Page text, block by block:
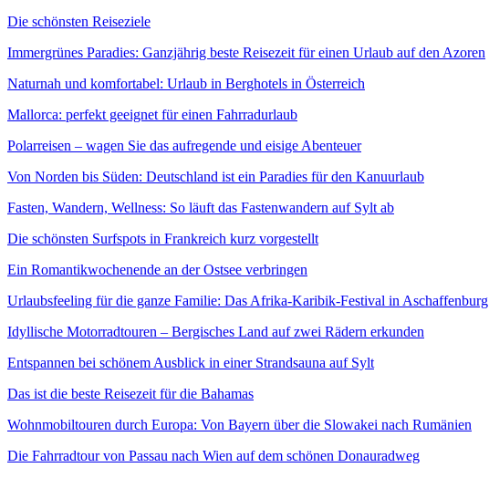
Die schönsten Reiseziele
Immergrünes Paradies: Ganzjährig beste Reisezeit für einen Urlaub auf den Azoren
Naturnah und komfortabel: Urlaub in Berghotels in Österreich
Mallorca: perfekt geeignet für einen Fahrradurlaub
Polarreisen – wagen Sie das aufregende und eisige Abenteuer
Von Norden bis Süden: Deutschland ist ein Paradies für den Kanuurlaub
Fasten, Wandern, Wellness: So läuft das Fastenwandern auf Sylt ab
Die schönsten Surfspots in Frankreich kurz vorgestellt
Ein Romantikwochenende an der Ostsee verbringen
Urlaubsfeeling für die ganze Familie: Das Afrika-Karibik-Festival in Aschaffenburg
Idyllische Motorradtouren – Bergisches Land auf zwei Rädern erkunden
Entspannen bei schönem Ausblick in einer Strandsauna auf Sylt
Das ist die beste Reisezeit für die Bahamas
Wohnmobiltouren durch Europa: Von Bayern über die Slowakei nach Rumänien
Die Fahrradtour von Passau nach Wien auf dem schönen Donauradweg